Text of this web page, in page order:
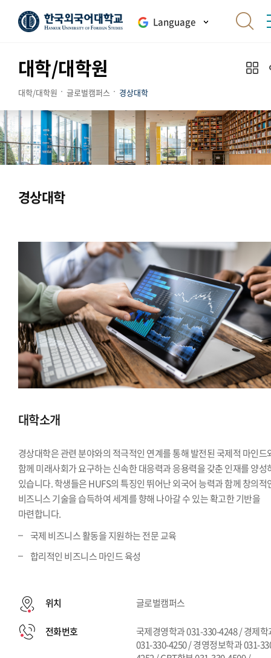
Language
대학/대학원
대학/대학원 글로벌캠퍼스 경상대학
경상대학
대학소개
경상대학은 관련 분야와의 적극적인 연계를 통해 발전된 국제적 마인드
함께 미래사회가 요구하는 신속한 대응력과 응용력을 갖춘 인재를 양성
있습니다. 학생들은 HUFS의 특징인 뛰어난 외국어 능력과 함께 창의적
비즈니스 기술을 습득하여 세계를 향해 나아갈 수 있는 확고한 기반을
마련합니다.
국제 비즈니스 활동을 지원하는 전문 교육
합리적인 비즈니스 마인드 육성
위치 글로벌캠퍼스
전화번호
국제경영학과 031-330-4248 / 경제학
031-330-4250 / 경영정보학과 031-